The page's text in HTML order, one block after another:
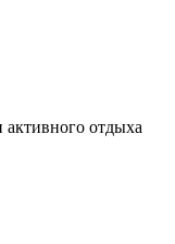
активного отдыха